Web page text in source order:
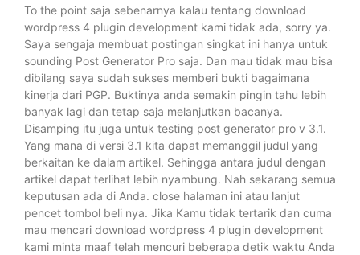
To the point saja sebenarnya kalau tentang download
wordpress 4 plugin development kami tidak ada, sorry ya.
Saya sengaja membuat postingan singkat ini hanya untuk
sounding Post Generator Pro saja. Dan mau tidak mau bisa
dibilang saya sudah sukses memberi bukti bagaimana
kinerja dari PGP. Buktinya anda semakin pingin tahu lebih
banyak lagi dan tetap saja melanjutkan bacanya.
Disamping itu juga untuk testing post generator pro v 3.1.
Yang mana di versi 3.1 kita dapat memanggil judul yang
berkaitan ke dalam artikel. Sehingga antara judul dengan
artikel dapat terlihat lebih nyambung. Nah sekarang semua
keputusan ada di Anda. close halaman ini atau lanjut
pencet tombol beli nya. Jika Kamu tidak tertarik dan cuma
mau mencari download wordpress 4 plugin development
kami minta maaf telah mencuri beberapa detik waktu Anda